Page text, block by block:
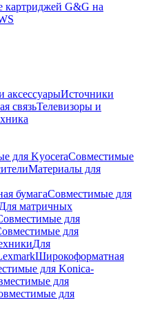
картриджей G&G на
аксессуарыИсточники
связьТелевизоры и
для KyoceraСовместимые
Материалы для
бумагаСовместимые для
Для матричных
для
для
Для
Широкоформатная
для Konica-
для
для